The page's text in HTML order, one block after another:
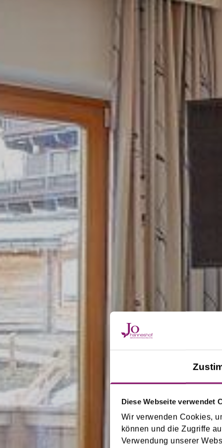
Diese Webseite verwendet
Wir verwenden Cookies,
können und die Zugriffe
Verwendung unserer